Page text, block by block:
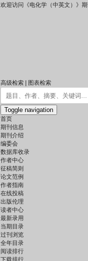
欢迎访问《电化学（中英文）》
高级检索 图表检索
Toggle navigation
首页
期刊信息
期刊介绍
编委会
数据库收录
作者中心
征稿简则
论文范例
作者指南
在线投稿
出版伦理
读者中心
最新录用
当期目录
过刊浏览
全年目录
阅读排行
下载排行